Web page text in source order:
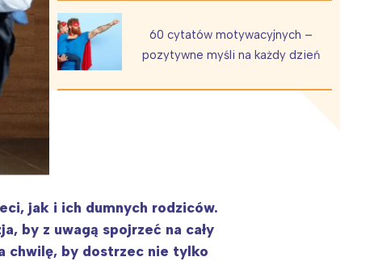
60 cytatów motywacyjnych –
pozytywne myśli na każdy dzień
jak i ich dumnych rodziców.
by z uwagą spojrzeć na cały
chwilę, by dostrzec nie tylko